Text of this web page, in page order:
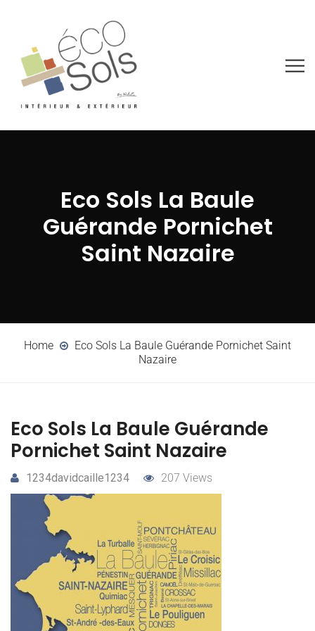
Eco Sols La Baule
Guérande Pornichet
Saint Nazaire
Home
Eco Sols La Baule Guérande Pornichet Saint
Nazaire
Eco Sols La Baule Guérande
Pornichet Saint Nazaire
1234davidcaille1234 207 Views